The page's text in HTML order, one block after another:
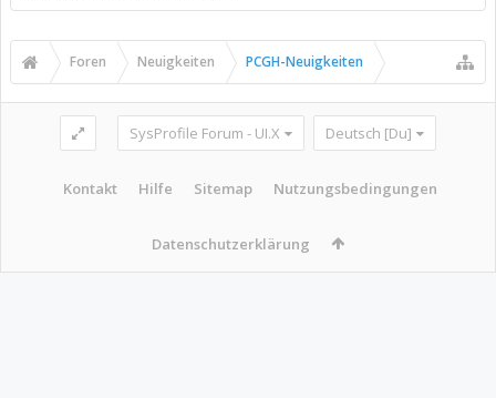
Foren Neuigkeiten PCGH-Neuigkeiten
SysProfile Forum - UI.X Deutsch [Du]
Kontakt Hilfe Sitemap Nutzungsbedingungen
Datenschutzerklärung